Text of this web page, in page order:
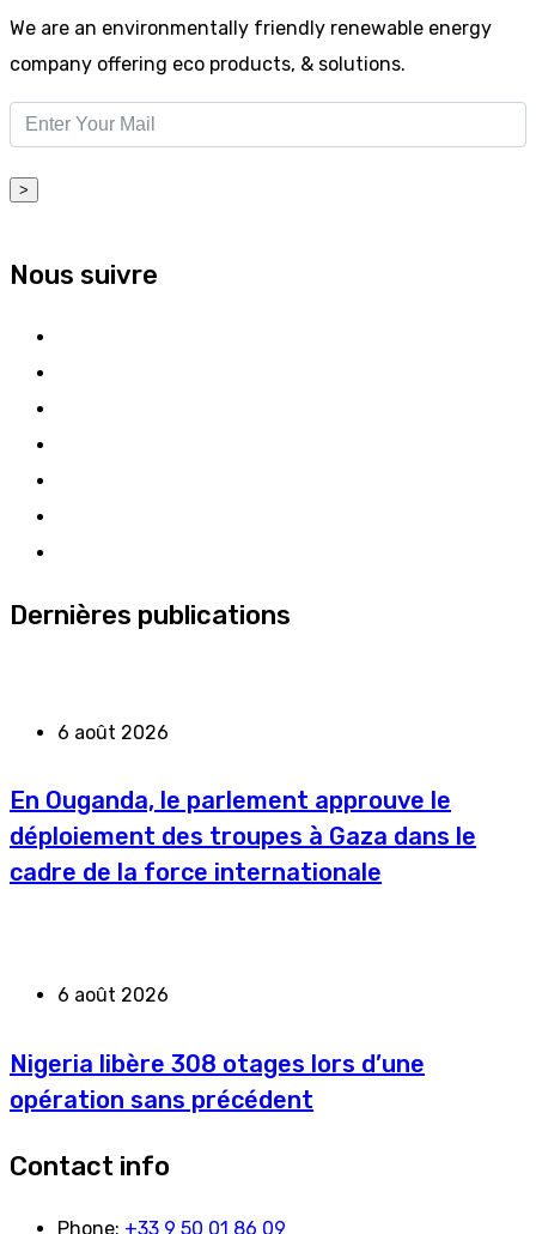
We are an environmentally friendly renewable energy
company offering eco products, & solutions.
>
Nous suivre
Dernières publications
6 août 2026
En Ouganda, le parlement approuve le
déploiement des troupes à Gaza dans le
cadre de la force internationale
6 août 2026
Nigeria libère 308 otages lors d’une
opération sans précédent
Contact info
Phone: +33 9 50 01 86 09